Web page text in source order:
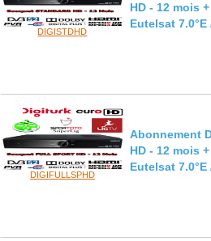
DIGISTDHD
HD - 12 mois
Eutelsat 7.0°E
DIGIFULLSPHD
Abonnement
HD - 12 mois
Eutelsat 7.0°E